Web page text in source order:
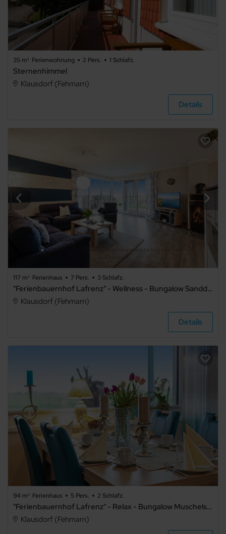
35 m² Ferienwohnung 2 Pers. 1 Schlafz.
Sternenhimmel
Klausdorf (Fehmarn)
Details
117 m² Ferienhaus 7 Pers. 3 Schlafz.
"Ferienbauernhof Lafrenz" - Wellness - Bungalow Sanddüne
Klausdorf (Fehmarn)
Details
94 m² Ferienhaus 5 Pers. 2 Schlafz.
"Ferienbauernhof Lafrenz" - Relax - Bungalow Muschelstrand
Klausdorf (Fehmarn)